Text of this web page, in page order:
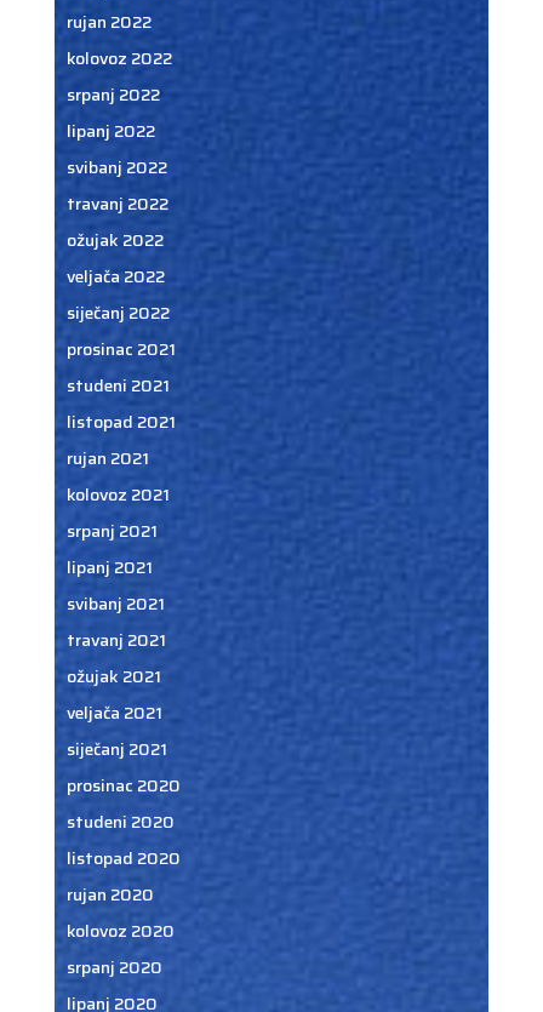
rujan 2022
kolovoz 2022
srpanj 2022
lipanj 2022
svibanj 2022
travanj 2022
ožujak 2022
veljača 2022
siječanj 2022
prosinac 2021
studeni 2021
listopad 2021
rujan 2021
kolovoz 2021
srpanj 2021
lipanj 2021
svibanj 2021
travanj 2021
ožujak 2021
veljača 2021
siječanj 2021
prosinac 2020
studeni 2020
listopad 2020
rujan 2020
kolovoz 2020
srpanj 2020
lipanj 2020